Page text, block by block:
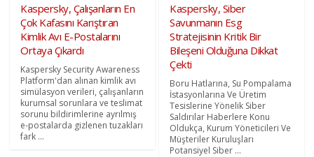
Kaspersky, Çalışanların En
Çok Kafasını Karıştıran
Kimlik Avı E-Postalarını
Ortaya Çıkardı
Kaspersky Security Awareness
Platform'dan alınan kimlik avı
simülasyon verileri, çalışanların
kurumsal sorunlara ve teslimat
sorunu bildirimlerine ayrılmış
e-postalarda gizlenen tuzakları
fark ...
Kaspersky, Siber
Savunmanın Esg
Stratejisinin Kritik Bir
Bileşeni Olduğuna Dikkat
Çekti
Boru Hatlarına, Su Pompalama
İstasyonlarına Ve Üretim
Tesislerine Yönelik Siber
Saldırılar Haberlere Konu
Oldukça, Kurum Yöneticileri Ve
Müşteriler Kuruluşları
Potansiyel Siber ...